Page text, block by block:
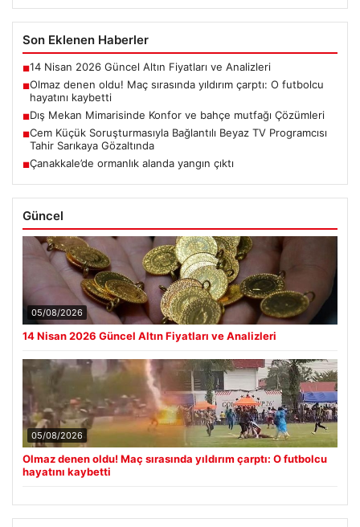
Son Eklenen Haberler
■14 Nisan 2026 Güncel Altın Fiyatları ve Analizleri
■Olmaz denen oldu! Maç sırasında yıldırım çarptı: O futbolcu
hayatını kaybetti
■Dış Mekan Mimarisinde Konfor ve bahçe mutfağı Çözümleri
■Cem Küçük Soruşturmasıyla Bağlantılı Beyaz TV Programcısı
Tahir Sarıkaya Gözaltında
■Çanakkale’de ormanlık alanda yangın çıktı
Güncel
05/08/2026
14 Nisan 2026 Güncel Altın Fiyatları ve Analizleri
05/08/2026
Olmaz denen oldu! Maç sırasında yıldırım çarptı: O futbolcu
hayatını kaybetti